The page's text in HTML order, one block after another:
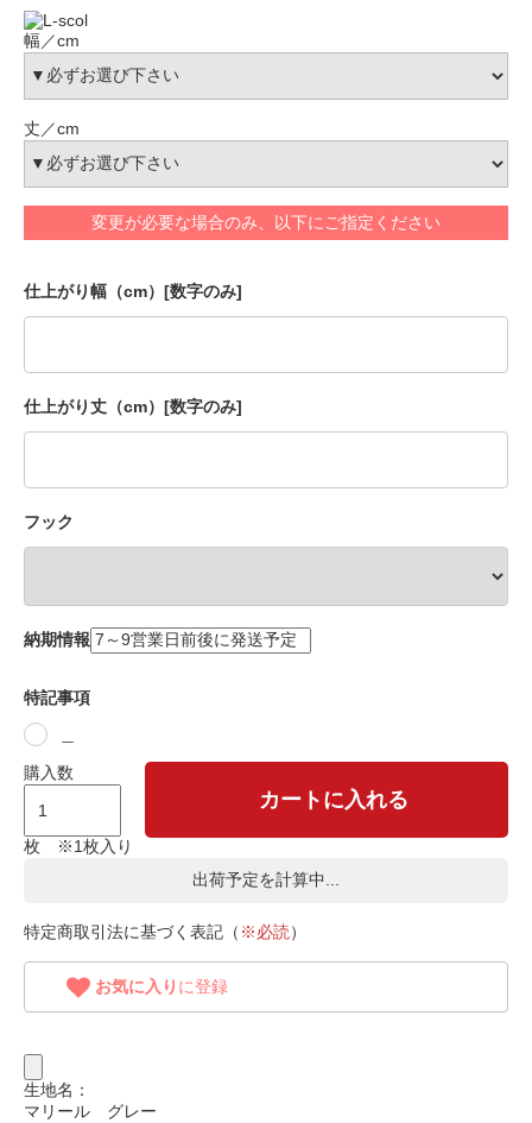
幅／cm
丈／cm
変更が必要な場合のみ、以下にご指定ください
仕上がり幅（cm）[数字のみ]
仕上がり丈（cm）[数字のみ]
フック
納期情報
特記事項
購入数
枚 ※1枚入り
カートに入れる
出荷予定を計算中...
特定商取引法に基づく表記（ ※必読）
お気に入り に登録
生地名：
マリール グレー